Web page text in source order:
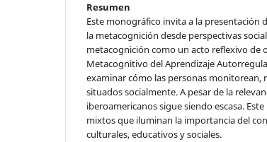
Resumen
Este monográfico invita a la presentación
la metacognición desde perspectivas
metacognición como un acto reflexivo de
Metacognitivo del Aprendizaje
examinar cómo las personas
situados socialmente. A pesar de la
iberoamericanos sigue siendo escasa.
mixtos que iluminan la importancia del
culturales, educativos y sociales.